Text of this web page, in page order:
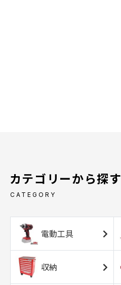
カテゴリーから探す
CATEGORY
電動工具
収納